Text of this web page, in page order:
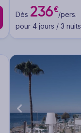
Dès 236€/pers.
pour 4 jours / 3 nuits